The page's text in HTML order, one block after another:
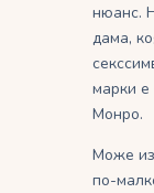
нюанс.
дама,
марки
Монро.
Може
по-